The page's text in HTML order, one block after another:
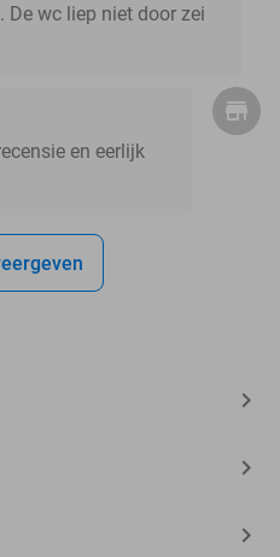
De wc liep niet door zei
en eerlijk